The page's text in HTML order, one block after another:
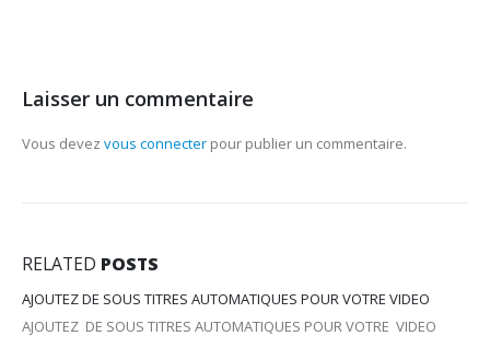
Laisser un commentaire
Vous devez vous connecter pour publier un commentaire.
RELATED POSTS
AJOUTEZ DE SOUS TITRES AUTOMATIQUES POUR VOTRE VIDEO
AJOUTEZ DE SOUS TITRES AUTOMATIQUES POUR VOTRE VIDEO